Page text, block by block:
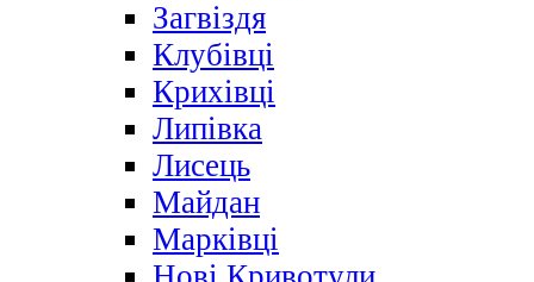
Загвіздя
Клубівці
Крихівці
Липівка
Лисець
Майдан
Марківці